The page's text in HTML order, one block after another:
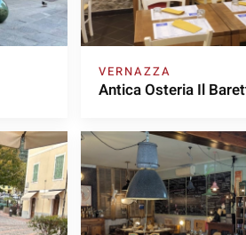
VERNAZZA
Antica Osteria Il